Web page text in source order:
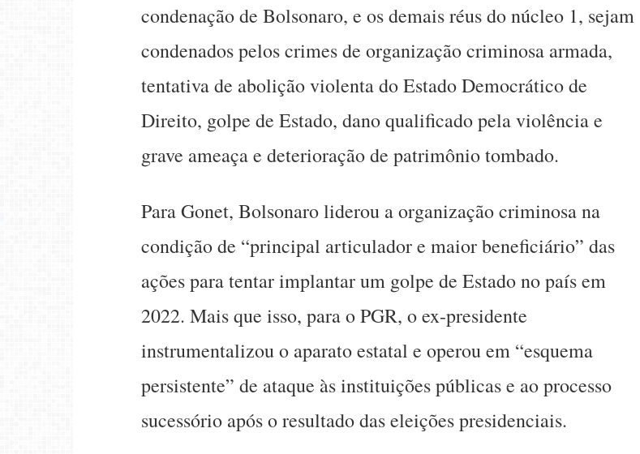
condenação de Bolsonaro, e os demais réus do núcleo 1, sejam
condenados pelos crimes de organização criminosa armada,
tentativa de abolição violenta do Estado Democrático de
Direito, golpe de Estado, dano qualificado pela violência e
grave ameaça e deterioração de patrimônio tombado.
Para Gonet, Bolsonaro liderou a organização criminosa na
condição de “principal articulador e maior beneficiário” das
ações para tentar implantar um golpe de Estado no país em
2022. Mais que isso, para o PGR, o ex-presidente
instrumentalizou o aparato estatal e operou em “esquema
persistente” de ataque às instituições públicas e ao processo
sucessório após o resultado das eleições presidenciais.